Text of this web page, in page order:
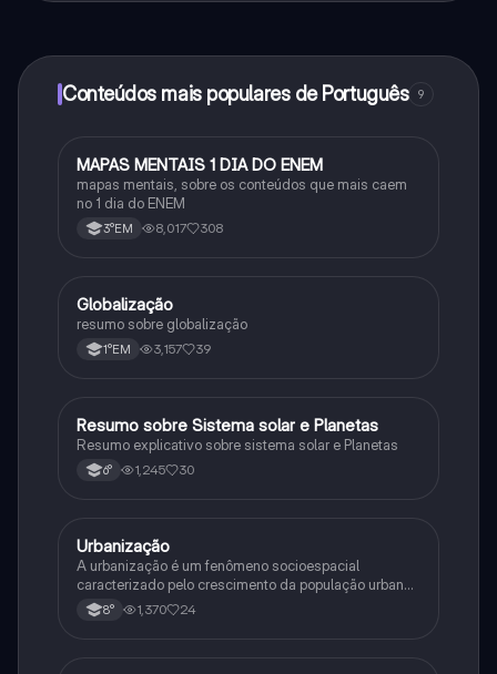
Conteúdos mais populares de Português 9
Português
MAPAS MENTAIS 1 DIA DO ENEM
mapas mentais, sobre os conteúdos que mais caem
no 1 dia do ENEM
3°EM 8,017 308
Geografia
Globalização
resumo sobre globalização
1°EM 3,157 39
Geografia
Resumo sobre Sistema solar e Planetas
Resumo explicativo sobre sistema solar e Planetas
6° 1,245 30
Geografia
Urbanização
A urbanização é um fenômeno socioespacial
caracterizado pelo crescimento da população urbana
e a expansão do urbano. Industrialização e êxodo
rural são suas principais causas.
8° 1,370 24